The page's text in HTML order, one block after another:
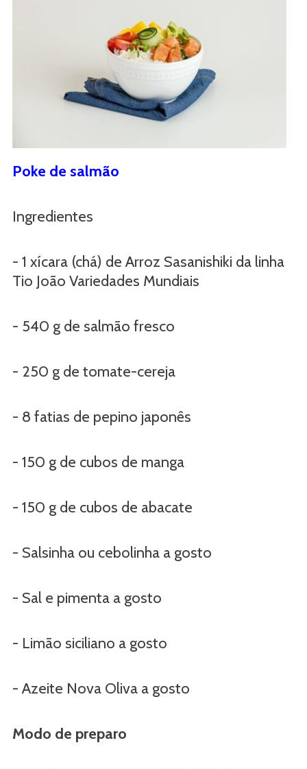
Poke de salmão
Ingredientes
- 1 xícara (chá) de Arroz Sasanishiki da linha
Tio João Variedades Mundiais
- 540 g de salmão fresco
- 250 g de tomate-cereja
- 8 fatias de pepino japonês
- 150 g de cubos de manga
- 150 g de cubos de abacate
- Salsinha ou cebolinha a gosto
- Sal e pimenta a gosto
- Limão siciliano a gosto
- Azeite Nova Oliva a gosto
Modo de preparo